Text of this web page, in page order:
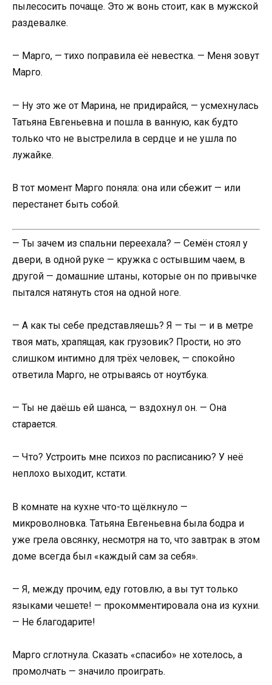
пылесосить почаще. Это ж вонь стоит, как в мужской
раздевалке.
— Марго, — тихо поправила её невестка. — Меня зовут
Марго.
— Ну это же от Марина, не придирайся, — усмехнулась
Татьяна Евгеньевна и пошла в ванную, как будто
только что не выстрелила в сердце и не ушла по
лужайке.
В тот момент Марго поняла: она или сбежит — или
перестанет быть собой.
— Ты зачем из спальни переехала? — Семён стоял у
двери, в одной руке — кружка с остывшим чаем, в
другой — домашние штаны, которые он по привычке
пытался натянуть стоя на одной ноге.
— А как ты себе представляешь? Я — ты — и в метре
твоя мать, храпящая, как грузовик? Прости, но это
слишком интимно для трёх человек, — спокойно
ответила Марго, не отрываясь от ноутбука.
— Ты не даёшь ей шанса, — вздохнул он. — Она
старается.
— Что? Устроить мне психоз по расписанию? У неё
неплохо выходит, кстати.
В комнате на кухне что-то щёлкнуло —
микроволновка. Татьяна Евгеньевна была бодра и
уже грела овсянку, несмотря на то, что завтрак в этом
доме всегда был «каждый сам за себя».
— Я, между прочим, еду готовлю, а вы тут только
языками чешете! — прокомментировала она из кухни.
— Не благодарите!
Марго сглотнула. Сказать «спасибо» не хотелось, а
промолчать — значило проиграть.